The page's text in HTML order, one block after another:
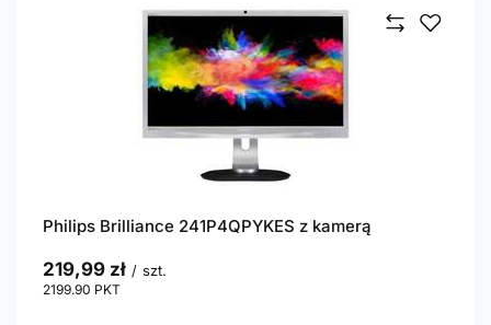
Philips Brilliance 241P4QPYKES z kamerą
219,99 zł / szt.
2199.90 PKT